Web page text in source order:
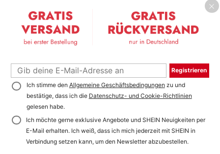
Registrieren
Ich stimme den Allgemeine Geschäftsbedingungen zu und
bestätige, dass ich die Datenschutz- und Cookie-Richtlinien
gelesen habe.
Ich möchte gerne exklusive Angebote und SHEIN Neuigkeiten per
E-Mail erhalten. Ich weiß, dass ich mich jederzeit mit SHEIN in
Verbindung setzen kann, um den Newsletter abzubestellen.